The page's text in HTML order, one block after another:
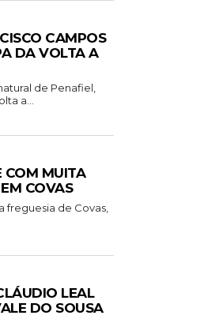
CAMPOS
DA VOLTA A
de Penafiel,
a...
COM MUITA
COVAS
freguesia de Covas,
LEAL
DO SOUSA